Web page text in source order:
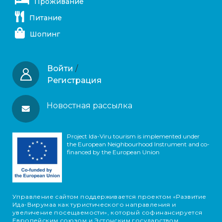
Питание
Шопинг
Войти /
Регистрация
Новостная рассылка
Project Ida-Viru tourism is implemented under
the European Neighbourhood Instrument and co-
financed by the European Union
Управление сайтом поддерживается проектом «Развитие
Ида-Вирумаа как туристического направления и
увеличение посещаемости», который софинансируется
Европейским союзом и Эстонским государством